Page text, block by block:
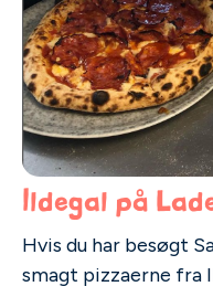
Ildegal på
Hvis du har besøgt
smagt pizzaerne fra